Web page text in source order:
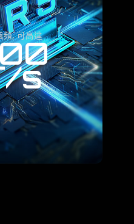
頻, 可高達
s